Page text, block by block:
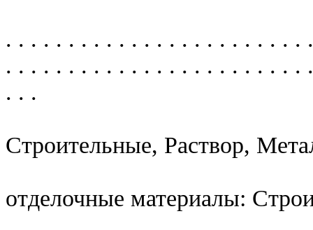
. . . . . . . . . . . . . . . . . . . . . . .
. . . . . . . . . . . . . . . . . . . . . . .
. . .
Строительные, Раствор,
отделочные материалы: